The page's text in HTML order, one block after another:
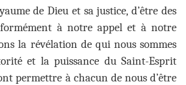
de Dieu et sa justice, d’être des
à notre appel et à notre
la révélation de qui nous sommes
et la puissance du Saint-Esprit
permettre à chacun de nous d’être